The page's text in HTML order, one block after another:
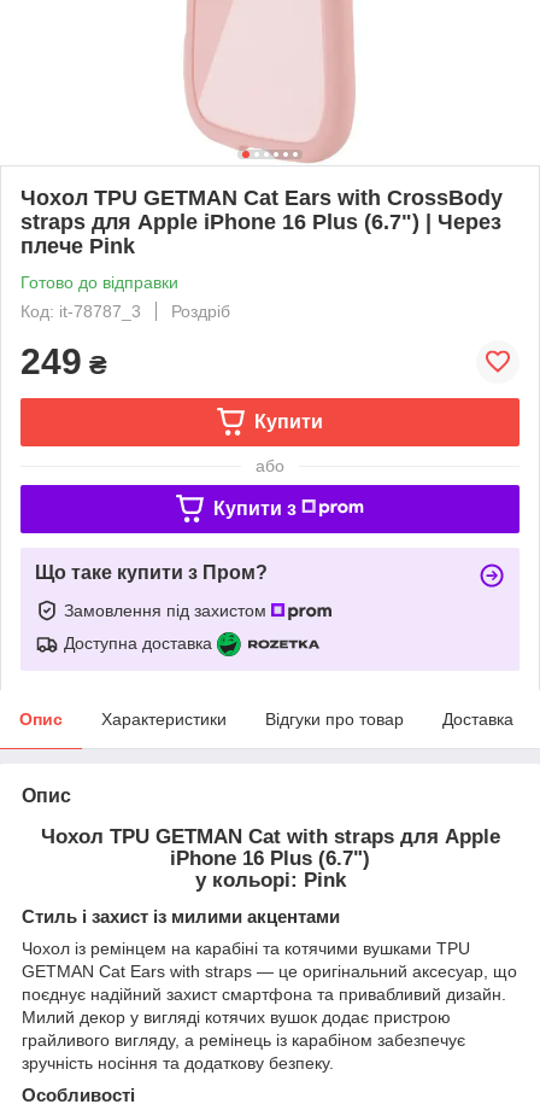
Чохол TPU GETMAN Cat Ears with CrossBody
straps для Apple iPhone 16 Plus (6.7") | Через
плече Pink
Готово до відправки
Код: it-78787_3
Роздріб
249 ₴
Купити
або
Купити з
Що таке купити з Пром?
Замовлення під захистом
Доступна доставка
Опис Характеристики Відгуки про товар Доставка
Опис
Чохол TPU GETMAN Cat with straps для Apple
iPhone 16 Plus (6.7")
у кольорі: Pink
Стиль і захист із милими акцентами
Чохол із ремінцем на карабіні та котячими вушками TPU
GETMAN Cat Ears with straps — це оригінальний аксесуар, що
поєднує надійний захист смартфона та привабливий дизайн.
Милий декор у вигляді котячих вушок додає пристрою
грайливого вигляду, а ремінець із карабіном забезпечує
зручність носіння та додаткову безпеку.
Особливості